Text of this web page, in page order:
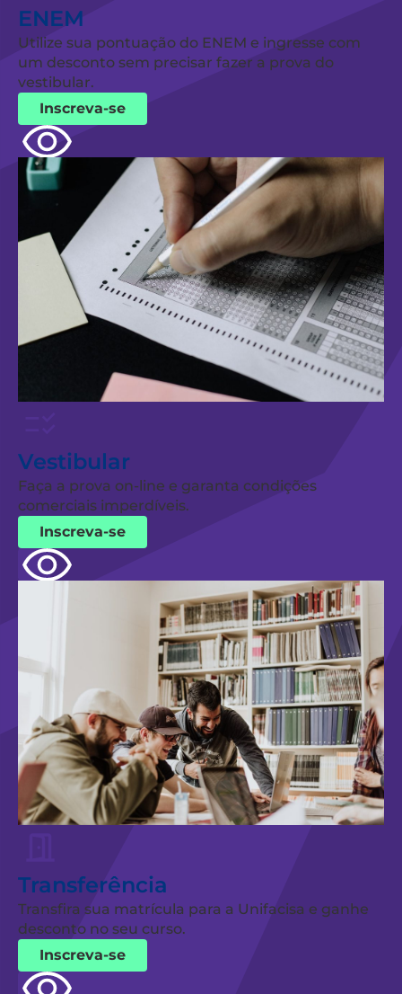
ENEM
Utilize sua pontuação do ENEM e ingresse com
um desconto sem precisar fazer a prova do
vestibular.
Inscreva-se
Vestibular
Faça a prova on-line e garanta condições
comerciais imperdíveis.
Inscreva-se
Transferência
Transfira sua matrícula para a Unifacisa e ganhe
desconto no seu curso.
Inscreva-se